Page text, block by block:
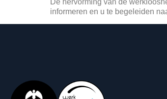
De hervorming van de
informeren en u te begeleiden